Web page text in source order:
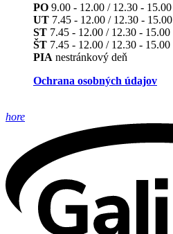
PO 9.00 - 12.00 / 12.30 - 15.00
UT 7.45 - 12.00 / 12.30 - 15.00
ST 7.45 - 12.00 / 12.30 - 15.00
ŠT 7.45 - 12.00 / 12.30 - 15.00
PIA nestránkový deň
Ochrana osobných údajov
hore